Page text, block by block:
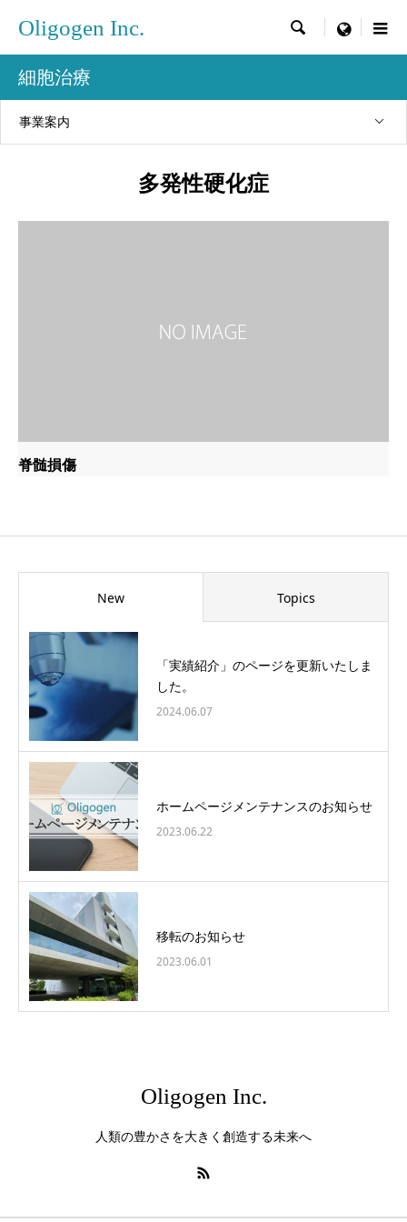
Oligogen Inc.  menu
細胞治療
事業案内
多発性硬化症
脊髄損傷
New Topics
「実績紹介」のページを更新いたしま
した。
2024.06.07
ホームページメンテナンスのお知らせ
2023.06.22
移転のお知らせ
2023.06.01
Oligogen Inc.
人類の豊かさを大きく創造する未来へ